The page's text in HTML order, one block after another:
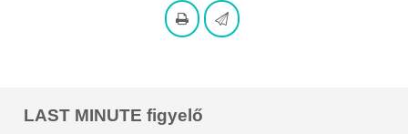
LAST MINUTE figyelő